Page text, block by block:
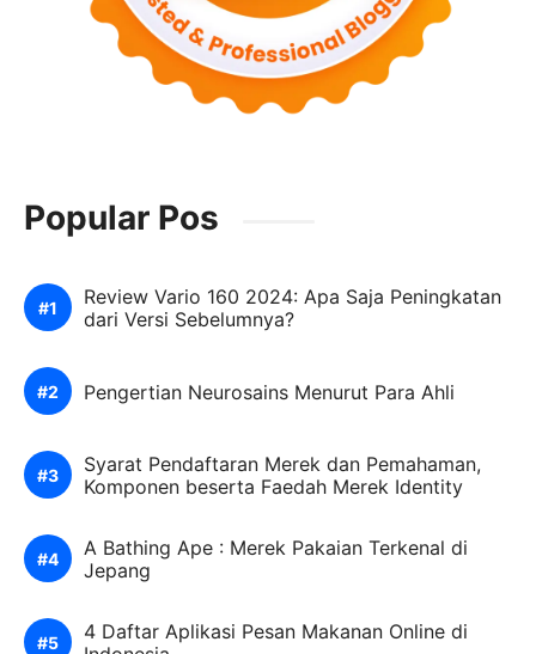
Popular Pos
Review Vario 160 2024: Apa Saja Peningkatan
dari Versi Sebelumnya?
Pengertian Neurosains Menurut Para Ahli
Syarat Pendaftaran Merek dan Pemahaman,
Komponen beserta Faedah Merek Identity
A Bathing Ape : Merek Pakaian Terkenal di
Jepang
4 Daftar Aplikasi Pesan Makanan Online di